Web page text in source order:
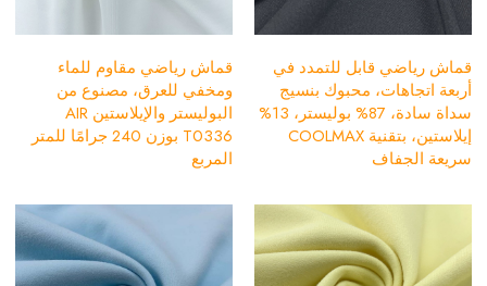
قماش رياضي قابل للتمدد في
أربعة اتجاهات، محبوك بنسيج
سداة سادة، 87% بوليستر، 13%
إيلاستين، بتقنية COOLMAX
سريعة الجفاف
قماش رياضي مقاوم للماء
ومخفي للعرق، مصنوع من
البوليستر والإيلاستين AIR
T0336 بوزن 240 جرامًا للمتر
المربع